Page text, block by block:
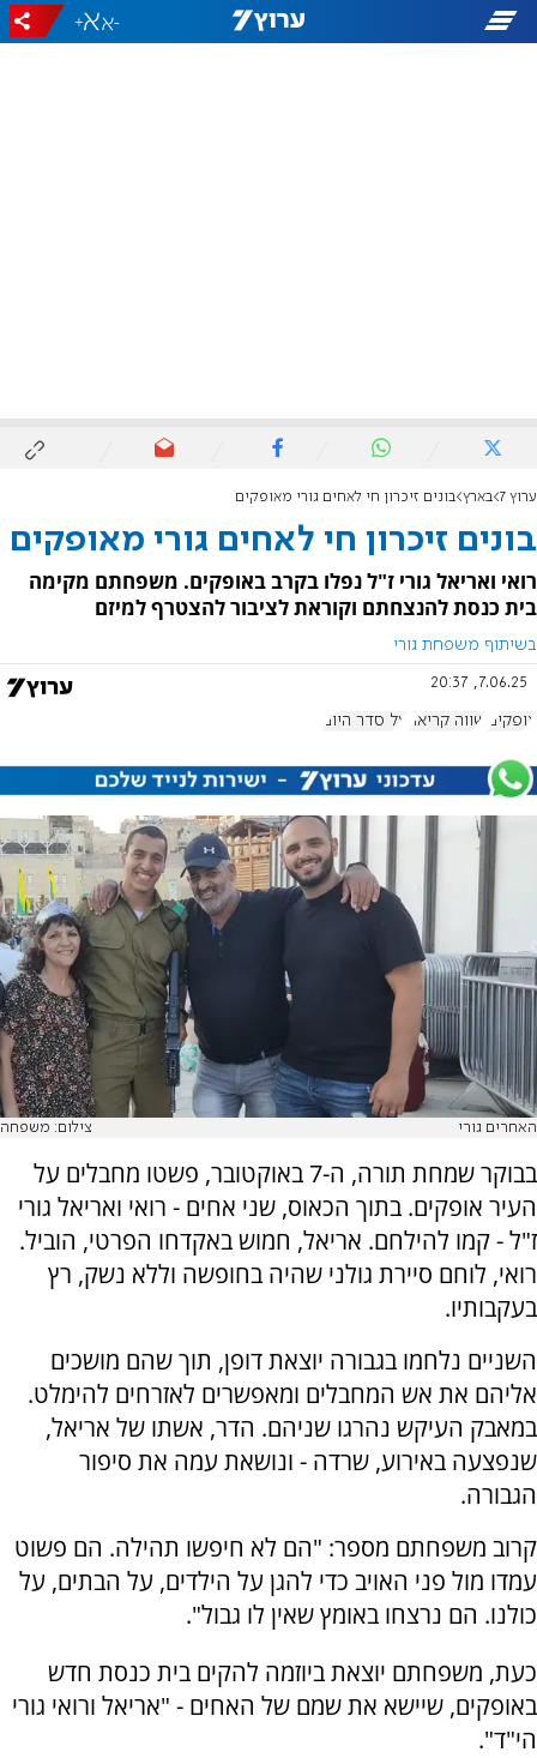
-
+
ערוץ 7 בארץ בונים זיכרון חי לאחים גורי מאופקים
בונים זיכרון חי לאחים גורי מאופקים
רואי ואריאל גורי ז"ל נפלו בקרב באופקים. משפחתם מקימה
בית כנסת להנצחתם וקוראת לציבור להצטרף למיזם
בשיתוף משפחת גורי
7.06.25, 20:37
אופקים שווה קריאה על סדר היום
האחרים גורי צילום: משפחה
בבוקר שמחת תורה, ה-7 באוקטובר, פשטו מחבלים על
העיר אופקים. בתוך הכאוס, שני אחים - רואי ואריאל גורי
ז"ל - קמו להילחם. אריאל, חמוש באקדחו הפרטי, הוביל.
רואי, לוחם סיירת גולני שהיה בחופשה וללא נשק, רץ
בעקבותיו.
השניים נלחמו בגבורה יוצאת דופן, תוך שהם מושכים
אליהם את אש המחבלים ומאפשרים לאזרחים להימלט.
במאבק העיקש נהרגו שניהם. הדר, אשתו של אריאל,
שנפצעה באירוע, שרדה - ונושאת עמה את סיפור
הגבורה.
קרוב משפחתם מספר: "הם לא חיפשו תהילה. הם פשוט
עמדו מול פני האויב כדי להגן על הילדים, על הבתים, על
כולנו. הם נרצחו באומץ שאין לו גבול".
כעת, משפחתם יוצאת ביוזמה להקים בית כנסת חדש
באופקים, שיישא את שמם של האחים - "אריאל ורואי גורי
הי"ד".